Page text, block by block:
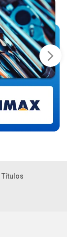
Títulos